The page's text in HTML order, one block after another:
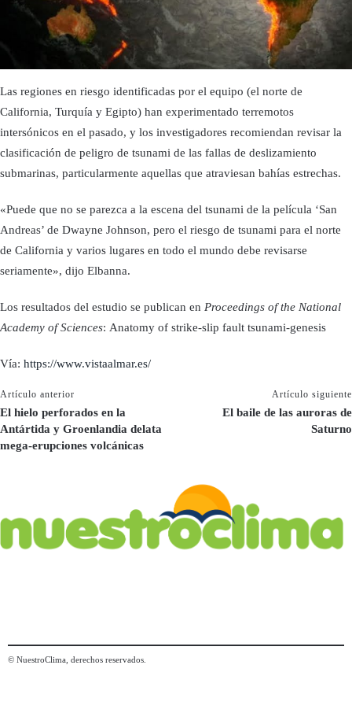
Las regiones en riesgo identificadas por el equipo (el norte de
California, Turquía y Egipto) han experimentado terremotos
intersónicos en el pasado, y los investigadores recomiendan revisar la
clasificación de peligro de tsunami de las fallas de deslizamiento
submarinas, particularmente aquellas que atraviesan bahías estrechas.
«Puede que no se parezca a la escena del tsunami de la película ‘San
Andreas’ de Dwayne Johnson, pero el riesgo de tsunami para el norte
de California y varios lugares en todo el mundo debe revisarse
seriamente», dijo Elbanna.
Los resultados del estudio se publican en Proceedings of the National
Academy of Sciences: Anatomy of strike-slip fault tsunami-genesis
Vía: https://www.vistaalmar.es/
Artículo anterior
El hielo perforados en la
Antártida y Groenlandia delata
mega-erupciones volcánicas
Artículo siguiente
El baile de las auroras de
Saturno
© NuestroClima, derechos reservados.